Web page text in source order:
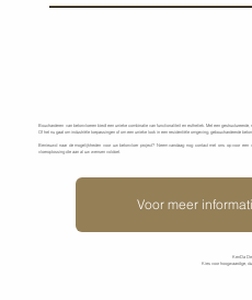
Boucharderen van betonvloeren biedt een unieke combinatie van functionaliteit en esthetiek. Met een
Of het nu gaat om industriële toepassingen of om een unieke look in een residentiële omgeving, gebouchardeerde
Benieuwd naar de mogelijkheden voor uw betonvloer project? Neem vandaag nog contact met ons op voor
vloeroplossing die aan al uw wensen voldoet.
Voor meer
KenDa
Kies voor hoogwaardige,